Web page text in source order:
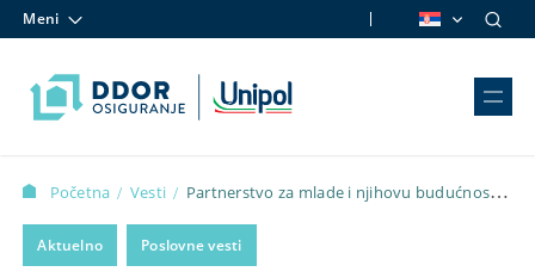
Meni
Početna / Vesti / Partnerstvo za mlade i njihovu budućnost –
Sporazum o saradnji između OPENS-a i DDOR osiguranja
Aktuelno Poslovne vesti